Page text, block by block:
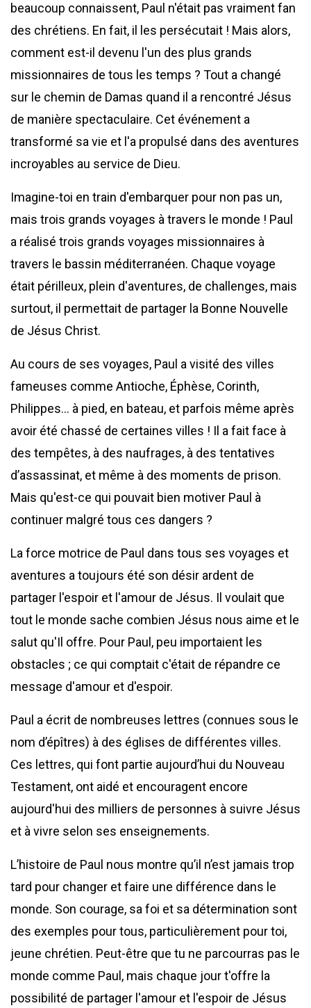
beaucoup connaissent, Paul n'était pas vraiment fan
des chrétiens. En fait, il les persécutait ! Mais alors,
comment est-il devenu l'un des plus grands
missionnaires de tous les temps ? Tout a changé
sur le chemin de Damas quand il a rencontré Jésus
de manière spectaculaire. Cet événement a
transformé sa vie et l'a propulsé dans des aventures
incroyables au service de Dieu.
Imagine-toi en train d'embarquer pour non pas un,
mais trois grands voyages à travers le monde ! Paul
a réalisé trois grands voyages missionnaires à
travers le bassin méditerranéen. Chaque voyage
était périlleux, plein d'aventures, de challenges, mais
surtout, il permettait de partager la Bonne Nouvelle
de Jésus Christ.
Au cours de ses voyages, Paul a visité des villes
fameuses comme Antioche, Éphèse, Corinth,
Philippes... à pied, en bateau, et parfois même après
avoir été chassé de certaines villes ! Il a fait face à
des tempêtes, à des naufrages, à des tentatives
d’assassinat, et même à des moments de prison.
Mais qu'est-ce qui pouvait bien motiver Paul à
continuer malgré tous ces dangers ?
La force motrice de Paul dans tous ses voyages et
aventures a toujours été son désir ardent de
partager l'espoir et l'amour de Jésus. Il voulait que
tout le monde sache combien Jésus nous aime et le
salut qu'Il offre. Pour Paul, peu importaient les
obstacles ; ce qui comptait c'était de répandre ce
message d'amour et d'espoir.
Paul a écrit de nombreuses lettres (connues sous le
nom d’épîtres) à des églises de différentes villes.
Ces lettres, qui font partie aujourd’hui du Nouveau
Testament, ont aidé et encouragent encore
aujourd'hui des milliers de personnes à suivre Jésus
et à vivre selon ses enseignements.
L’histoire de Paul nous montre qu’il n’est jamais trop
tard pour changer et faire une différence dans le
monde. Son courage, sa foi et sa détermination sont
des exemples pour tous, particulièrement pour toi,
jeune chrétien. Peut-être que tu ne parcourras pas le
monde comme Paul, mais chaque jour t'offre la
possibilité de partager l'amour et l'espoir de Jésus